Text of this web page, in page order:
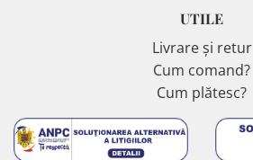
UTILE
Livrare și retur
Cum comand?
Cum plătesc?